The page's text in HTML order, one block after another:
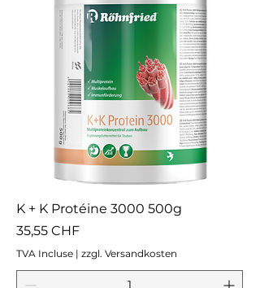
K + K Protéine 3000 500g
Prix
35,55 CHF
TVA Incluse | zzgl. Versandkosten